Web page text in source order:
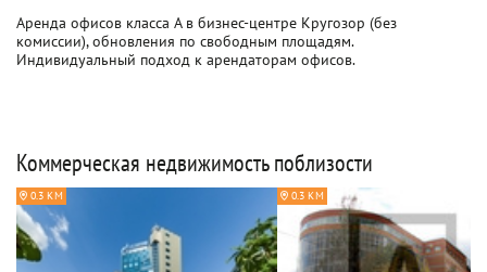
Аренда офисов класса A в бизнес-центре Кругозор (без
комиссии), обновления по свободным площадям.
Индивидуальный подход к арендаторам офисов.
Коммерческая недвижимость поблизости
0.3 КМ 0.3 КМ